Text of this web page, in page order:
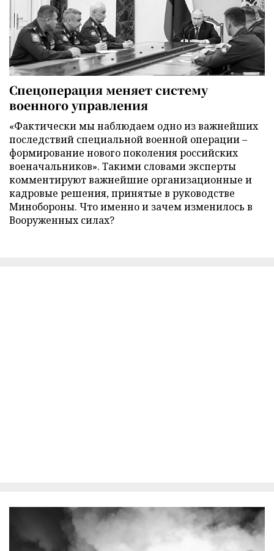
Спецоперация меняет систему
военного управления
«Фактически мы наблюдаем одно из важнейших
последствий специальной военной операции –
формирование нового поколения российских
военачальников». Такими словами эксперты
комментируют важнейшие организационные и
кадровые решения, принятые в руководстве
Минобороны. Что именно и зачем изменилось в
Вооруженных силах?